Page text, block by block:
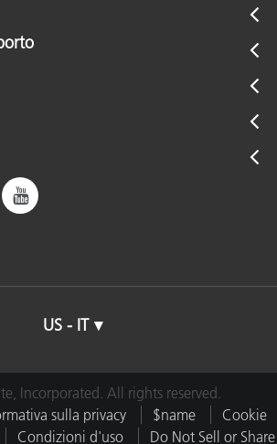
US - IT
Incorporated. All rights reserved.
sulla privacy $name
Cookie
Condizioni d'uso Do Not Sell or Share